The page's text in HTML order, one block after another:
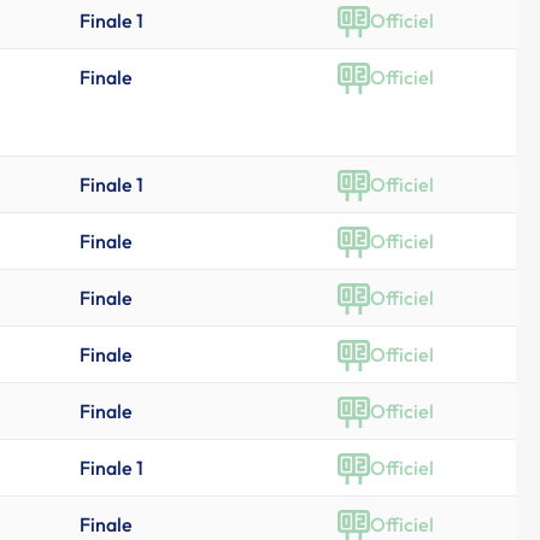
Finale 1 Officiel
Finale Officiel
Finale 1 Officiel
Finale Officiel
Finale Officiel
Finale Officiel
Finale Officiel
Finale 1 Officiel
Finale Officiel